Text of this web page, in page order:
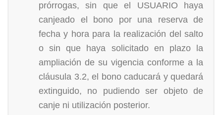
prórrogas, sin que el USUARIO haya
canjeado el bono por una reserva de
fecha y hora para la realización del salto
o sin que haya solicitado en plazo la
ampliación de su vigencia conforme a la
cláusula 3.2, el bono caducará y quedará
extinguido, no pudiendo ser objeto de
canje ni utilización posterior.